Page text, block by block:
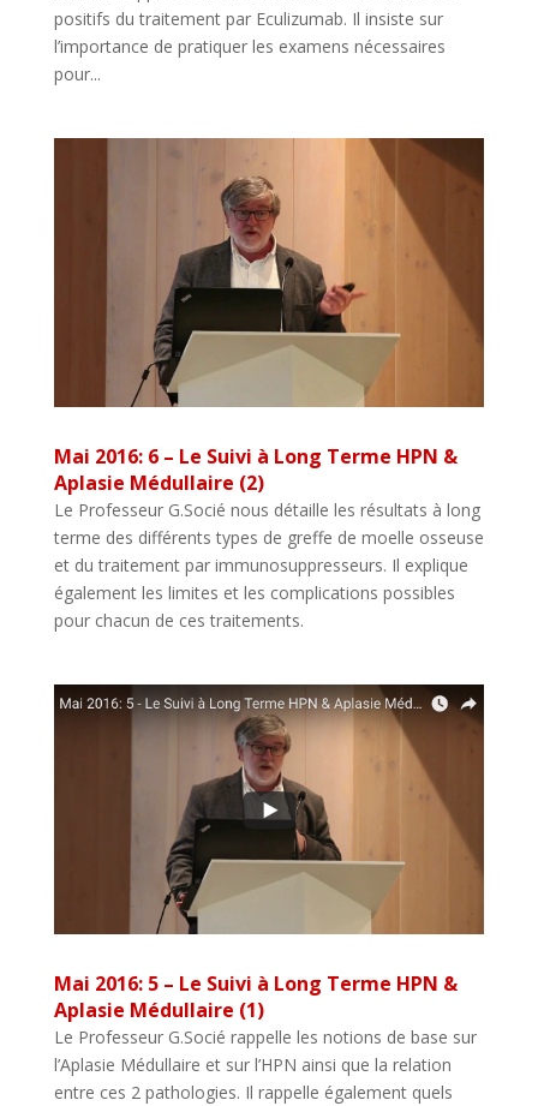
positifs du traitement par Eculizumab. Il insiste sur
l’importance de pratiquer les examens nécessaires
pour...
Mai 2016: 6 – Le Suivi à Long Terme HPN &
Aplasie Médullaire (2)
Le Professeur G.Socié nous détaille les résultats à long
terme des différents types de greffe de moelle osseuse
et du traitement par immunosuppresseurs. Il explique
également les limites et les complications possibles
pour chacun de ces traitements.
Mai 2016: 5 – Le Suivi à Long Terme HPN &
Aplasie Médullaire (1)
Le Professeur G.Socié rappelle les notions de base sur
l’Aplasie Médullaire et sur l’HPN ainsi que la relation
entre ces 2 pathologies. Il rappelle également quels